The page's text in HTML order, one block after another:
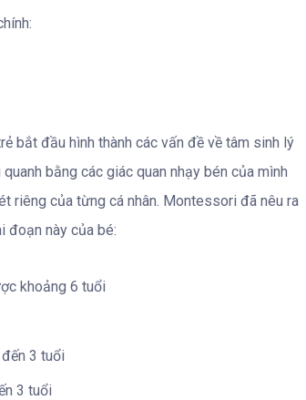
bắt đầu hình thành các vấn đề về tâm sinh lý
bằng các giác quan nhạy bén của mình
riêng của từng cá nhân. Montessori đã nêu ra
đoạn này của bé:
khoảng 6 tuổi
3 tuổi
3 tuổi